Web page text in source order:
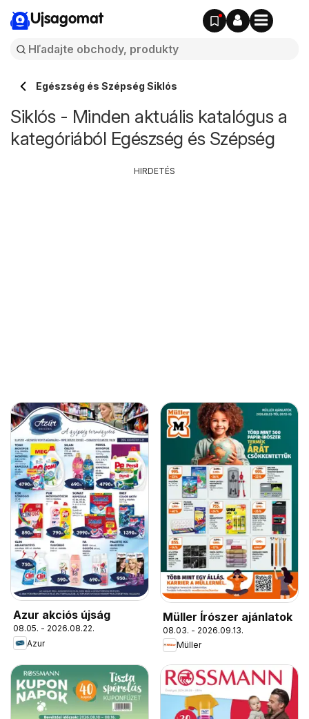
Ujsagomat
Egészség és Szépség Siklós
Siklós - Minden aktuális katalógus a
kategóriából Egészség és Szépség
Azur akciós újság
08.05. - 2026.08.22.
Azur
Müller Írószer ajánlatok
08.03. - 2026.09.13.
Müller
HIRDETÉS